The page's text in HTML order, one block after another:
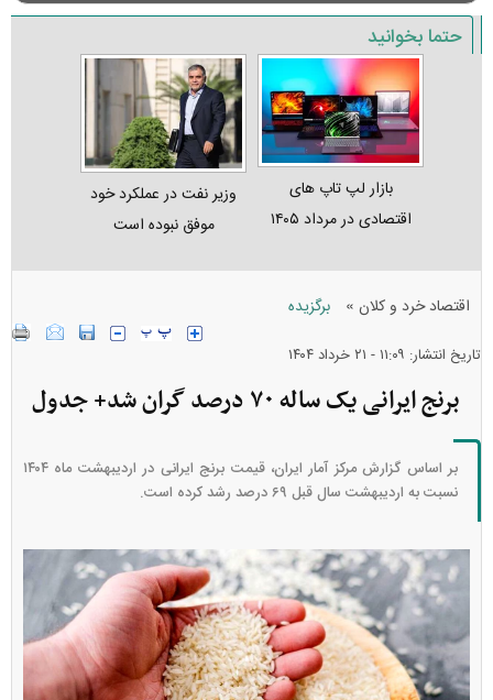
حتما بخوانید
بازار لپ‌ تاپ‌ های
اقتصادی در مرداد ۱۴۰۵
وزیر نفت در عملکرد خود
موفق نبوده است
اقتصاد خرد و کلان » برگزیده
تاریخ انتشار: ۱۱:۰۹ - ۲۱ خرداد ۱۴۰۴
برنج ایرانی یک ساله ۷۰ درصد گران شد+ جدول
بر اساس گزارش مرکز آمار ایران، قیمت برنج ایرانی در اردیبهشت ماه ۱۴۰۴
نسبت به اردیبهشت سال قبل ۶۹ درصد رشد کرده است.